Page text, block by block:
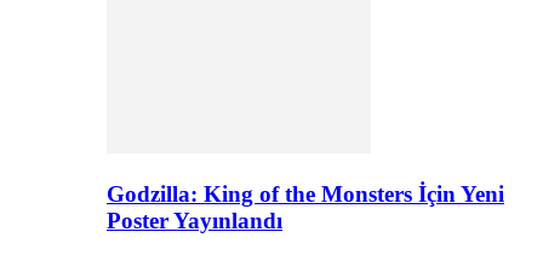
Godzilla: King of the Monsters İçin Yeni
Poster Yayınlandı